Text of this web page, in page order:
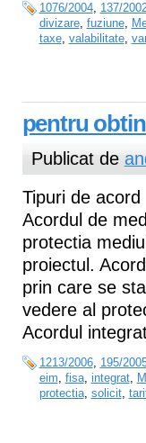
1076/2004, 137/
divizare, fuziune,
taxe, valabilitate,
pentru
Publicat de
Tipuri de acord
Acordul de
protectia
proiectul.
prin care se
vedere al
Acordul
1213/2006, 195/
eim, fisa, integrat,
protectia, solicit,